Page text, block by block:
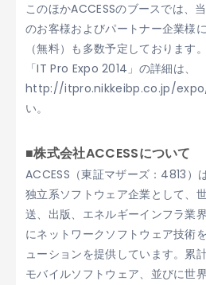
このほかACCESSのブースでは、
のお客様およびパートナー企業様
（無料）も多数予定しております。
「IT Pro Expo 2014」の詳細は、
http://itpro.nikkeibp.co.jp/expo/
い。
■株式会社ACCESSについて
ACCESS（東証マザーズ：4813）
独立系ソフトウェア企業として、
送、出版、エネルギーインフラ業
にネットワークソフトウェア技術
ューションを提供しています。累
モバイルソフトウェア、並びに世